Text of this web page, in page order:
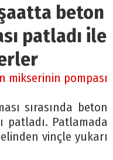
beton
patladı ile
mikserinin pompası
sırasında beton
patladı. Patlamada
vinçle yukarı